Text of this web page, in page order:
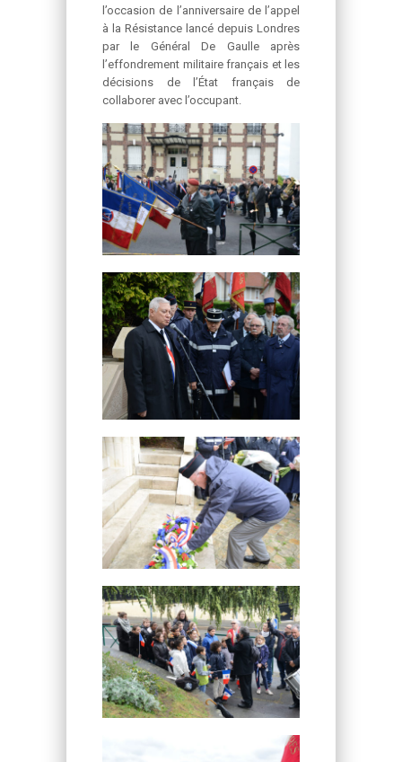
l’occasion de l’anniversaire de l’appel
à la Résistance lancé depuis Londres
par le Général De Gaulle après
l’effondrement militaire français et les
décisions de l’État français de
collaborer avec l’occupant.